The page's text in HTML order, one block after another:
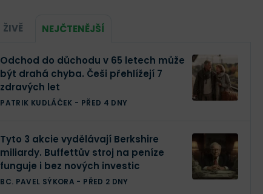
ŽIVĚ NEJČTENĚJŠÍ
Odchod do důchodu v 65 letech může
být drahá chyba. Češi přehlížejí 7
zdravých let
PATRIK KUDLÁČEK - PŘED 4 DNY
Tyto 3 akcie vydělávají Berkshire
miliardy. Buffettův stroj na peníze
funguje i bez nových investic
BC. PAVEL SÝKORA - PŘED 2 DNY